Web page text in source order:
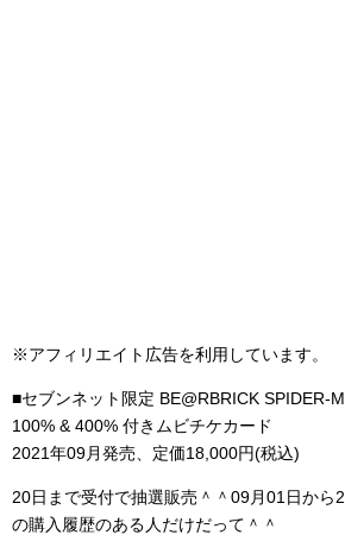
※アフィリエイト広告を利用しています。
■セブンネット限定 BE@RBRICK SPIDER-
100% & 400% 付きムビチケカード
2021年09月発売、定価18,000円(税込)
20日まで受付で抽選販売＾＾09月01日から
の購入履歴のある人だけだって＾＾